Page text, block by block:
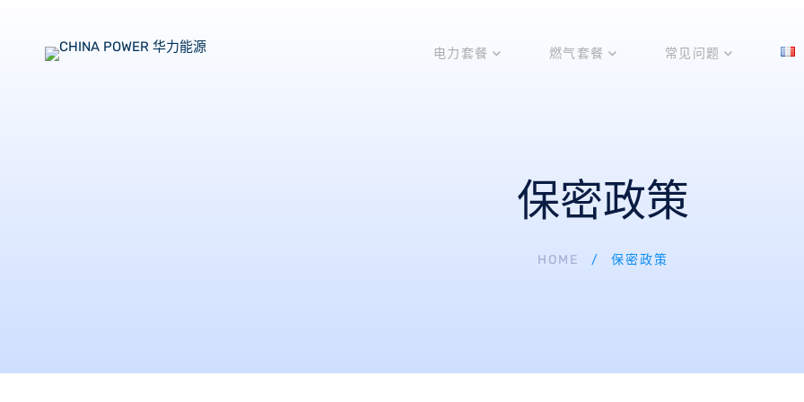
电力套餐 燃气套餐 常见问题
保密政策
HOME 保密政策